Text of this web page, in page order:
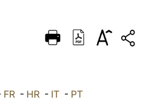
DEUTSCH
العربيّة FR- HR- IT- PT